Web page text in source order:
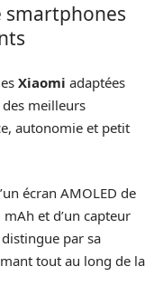
smartphones
Xiaomi adaptées
meilleurs
autonomie et petit
écran AMOLED de
et d’un capteur
par sa
tout au long de la